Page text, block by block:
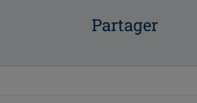
Partager